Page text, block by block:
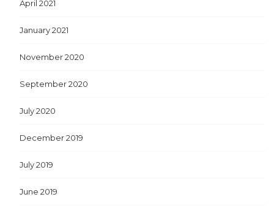
April 2021
January 2021
November 2020
September 2020
July 2020
December 2019
July 2019
June 2019